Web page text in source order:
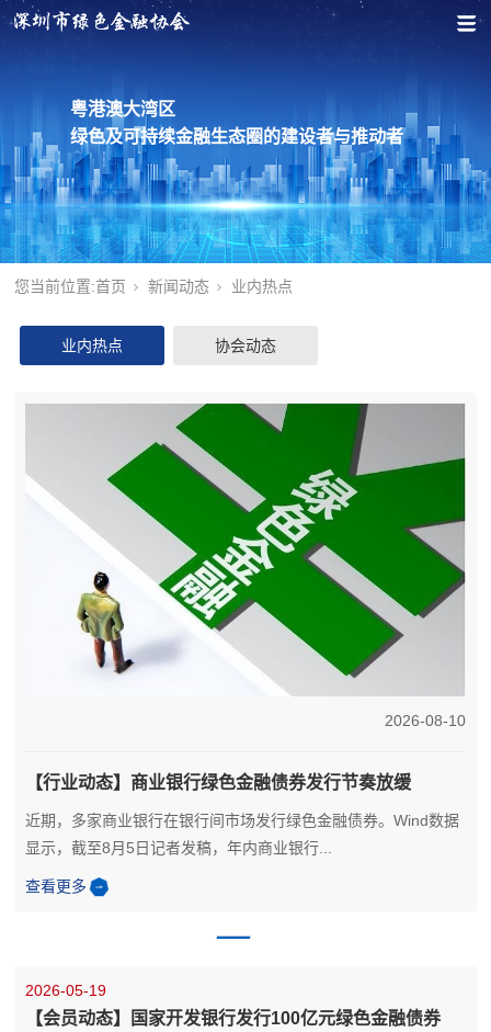
粤港澳大湾区
绿色及可持续金融生态圈的建设者与推动者
您当前位置:首页 新闻动态 业内热点
业内热点 协会动态
2026-08-10
【行业动态】商业银行绿色金融债券发行节奏放缓
近期，多家商业银行在银行间市场发行绿色金融债券。Wind数据
显示，截至8月5日记者发稿，年内商业银行...
查看更多
2026-05-19
【会员动态】国家开发银行发行100亿元绿色金融债券